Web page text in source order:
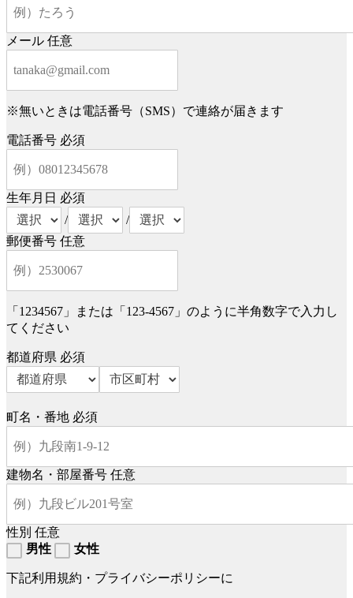
メール 任意
※無いときは電話番号（SMS）で連絡が届きます
電話番号 必須
生年月日 必須
/
/
郵便番号 任意
「1234567」または「123-4567」のように半角数字で入力し
てください
都道府県 必須
町名・番地 必須
建物名・部屋番号 任意
性別 任意
男性
女性
下記利用規約・プライバシーポリシーに